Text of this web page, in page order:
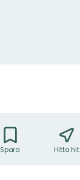
Spara Hitta hit